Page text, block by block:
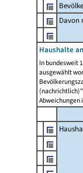
Davon
Haushalte
In bundesweit
ausgewählt
Abweichungen